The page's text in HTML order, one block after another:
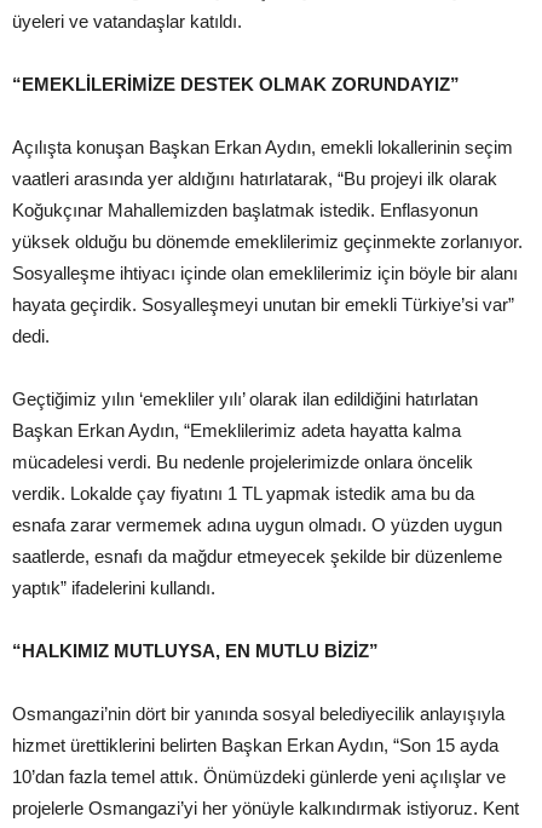
üyeleri ve vatandaşlar katıldı.
“EMEKLİLERİMİZE DESTEK OLMAK ZORUNDAYIZ”
Açılışta konuşan Başkan Erkan Aydın, emekli lokallerinin seçim
vaatleri arasında yer aldığını hatırlatarak, “Bu projeyi ilk olarak
Koğukçınar Mahallemizden başlatmak istedik. Enflasyonun
yüksek olduğu bu dönemde emeklilerimiz geçinmekte zorlanıyor.
Sosyalleşme ihtiyacı içinde olan emeklilerimiz için böyle bir alanı
hayata geçirdik. Sosyalleşmeyi unutan bir emekli Türkiye’si var”
dedi.
Geçtiğimiz yılın ‘emekliler yılı’ olarak ilan edildiğini hatırlatan
Başkan Erkan Aydın, “Emeklilerimiz adeta hayatta kalma
mücadelesi verdi. Bu nedenle projelerimizde onlara öncelik
verdik. Lokalde çay fiyatını 1 TL yapmak istedik ama bu da
esnafa zarar vermemek adına uygun olmadı. O yüzden uygun
saatlerde, esnafı da mağdur etmeyecek şekilde bir düzenleme
yaptık” ifadelerini kullandı.
“HALKIMIZ MUTLUYSA, EN MUTLU BİZİZ”
Osmangazi’nin dört bir yanında sosyal belediyecilik anlayışıyla
hizmet ürettiklerini belirten Başkan Erkan Aydın, “Son 15 ayda
10’dan fazla temel attık. Önümüzdeki günlerde yeni açılışlar ve
projelerle Osmangazi’yi her yönüyle kalkındırmak istiyoruz. Kent